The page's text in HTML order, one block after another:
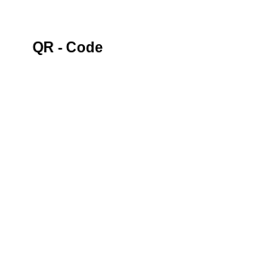
QR - Code